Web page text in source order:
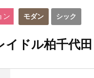
ン モダン シック
イドル柏千代田